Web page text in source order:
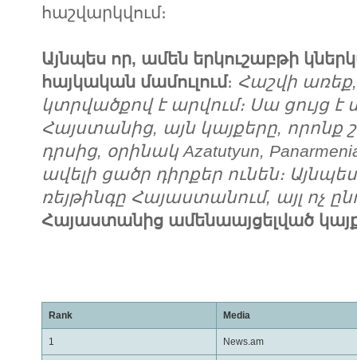
հաշվարկվում։
Այնպես որ, ամեն երկուշաբթի
հայկական մամուլում։ Հաշվի
կտրվածքով է արվում։ Սա ցույց է
Հայստանից, այն կայքերը, որոնք
դրսից, օրինակ Azatutyun,
ավելի ցածր դիրքեր ունեն։
ռեյթինգը Հայաստանում, այլ ոչ
Հայաստանից ամենաայցելված
Rank Media
1 News.am